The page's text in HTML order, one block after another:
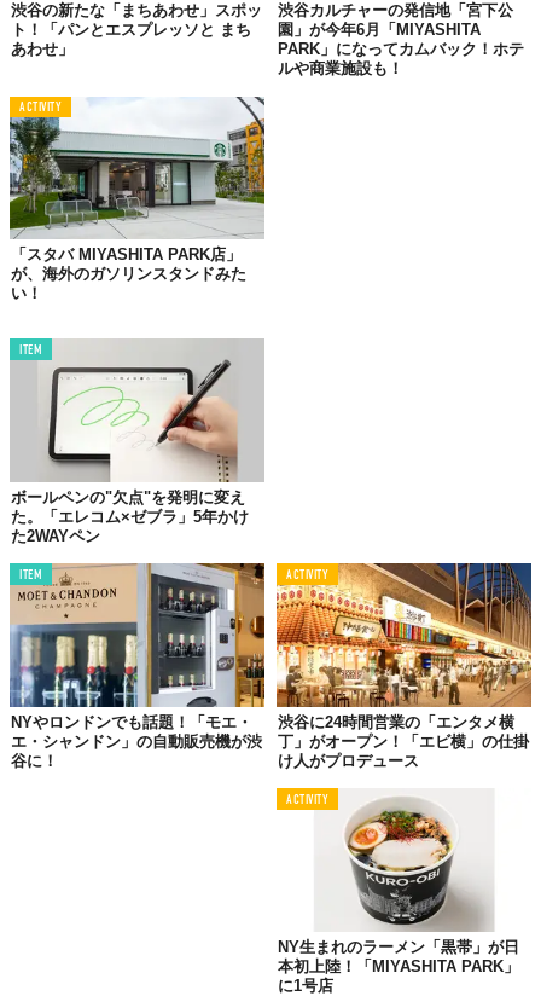
店内を飾るのは、東京を拠点に活動する気鋭の壁画・ペインティ
ングチーム
「RELISH」による描き下ろし作品。「新宿サザンテ
ラス店」とはひと味違う、渋谷らしいのストリートカルチャーや
アートを体感できる。
なお、オープンからの7日間は税込2000円以上の買い物で、各日
30名限定「オリジナルエコバッグ」
回以降このエコバッグを持参すると
©株式会社ベイクルーズ
『eggslut 渋谷 MIYASHITA PARK』
【住所】渋谷区神宮前6-20-10 MIYASHITA PARK South 2F
渋谷の新たな「まちあわせ」スポッ
ト！「パンとエスプレッソと まち
あわせ」
渋谷カルチャーの発信地「宮下公
園」が今年6月「MIYASHITA
PARK」になってカムバック！ホテ
ルや商業施設も！
ACTIVITY
「スタバ MIYASHITA PARK店」
が、海外のガソリンスタンドみた
い！
ITEM
ボールペンの"欠点"を発明に変え
た。「エレコム×ゼブラ」5年かけ
た2WAYペン
ITEM
NYやロンドンでも話題！「モエ・
エ・シャンドン」の自動販売機が渋
谷に！
ACTIVITY
渋谷に24時間営業の「エンタメ横
丁」がオープン！「エビ横」の仕掛
け人がプロデュース
ACTIVITY
NY生まれのラーメン「黒帯」が日
本初上陸！「MIYASHITA PARK」
に1号店